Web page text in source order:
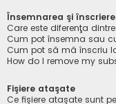
Însemnarea şi
Care este diferenţa
Cum pot însemna sau
Cum pot să mă înscriu
How do I remove my
Fişiere ataşate
Ce fişiere ataşate sunt